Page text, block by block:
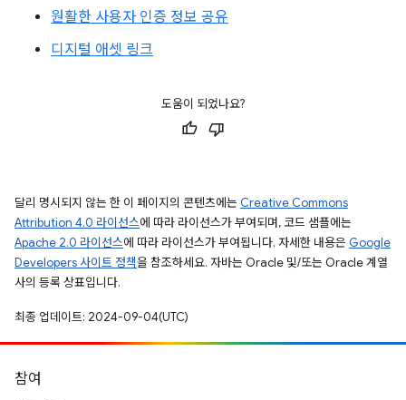
원활한 사용자 인증 정보 공유
디지털 애셋 링크
도움이 되었나요?
달리 명시되지 않는 한 이 페이지의 콘텐츠에는 Creative Commons
Attribution 4.0 라이선스에 따라 라이선스가 부여되며, 코드 샘플에는
Apache 2.0 라이선스에 따라 라이선스가 부여됩니다. 자세한 내용은 Google
Developers 사이트 정책을 참조하세요. 자바는 Oracle 및/또는 Oracle 계열
사의 등록 상표입니다.
최종 업데이트: 2024-09-04(UTC)
참여